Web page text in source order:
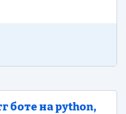
и опыт работы...
боте на python,